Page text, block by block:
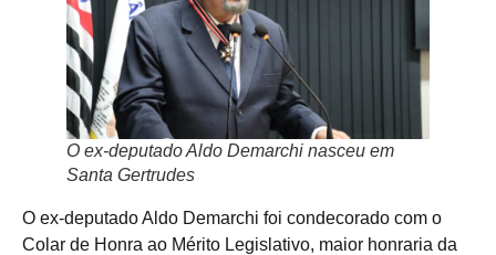
O ex-deputado Aldo Demarchi nasceu em
Santa Gertrudes
O ex-deputado Aldo Demarchi foi condecorado com o
Colar de Honra ao Mérito Legislativo, maior honraria da